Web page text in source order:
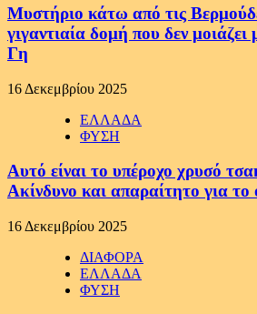
Μυστήριο κάτω από τις
γιγαντιαία δομή που δεν
Γη
16 Δεκεμβρίου 2025
ΕΛΛΑΔΑ
ΦΥΣΗ
Αυτό είναι το υπέροχο χρυσό
Ακίνδυνο και απαραίτητο για
16 Δεκεμβρίου 2025
ΔΙΑΦΟΡΑ
ΕΛΛΑΔΑ
ΦΥΣΗ